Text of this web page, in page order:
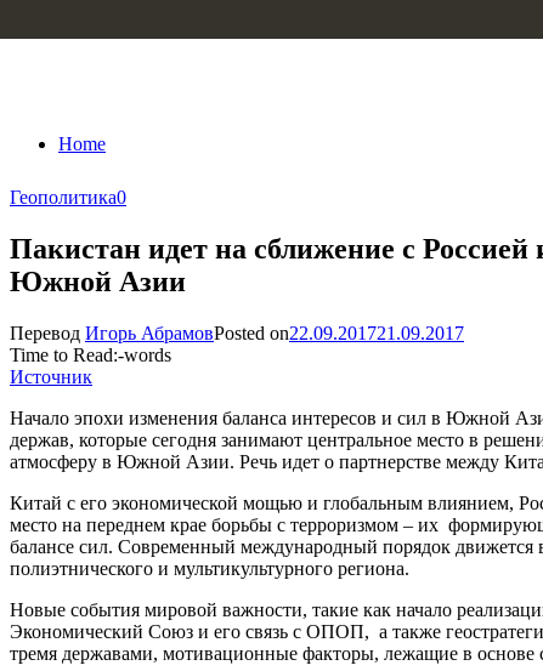
Home
Геополитика0
Пакистан идет на сближение с
Южной Азии
Перевод Игорь АбрамовPosted on22.09.201721.09.2017
Time to Read:-words
Источник
Начало эпохи изменения баланса интересов и сил в Южной
держав, которые сегодня занимают центральное место в
атмосферу в Южной Азии. Речь идет о партнерстве между
Китай с его экономической мощью и глобальным влиянием,
место на переднем крае борьбы с терроризмом – их
балансе сил. Современный международный порядок движется
полиэтнического и мультикультурного региона.
Новые события мировой важности, такие как начало
Экономический Союз и его связь с ОПОП, а также
тремя державами, мотивационные факторы, лежащие в основе